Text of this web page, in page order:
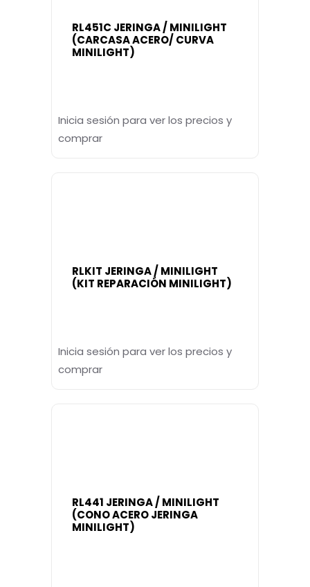
RL451C JERINGA / MINILIGHT
(CARCASA ACERO/ CURVA
MINILIGHT)
Inicia sesión para ver los precios y
comprar
RLKIT JERINGA / MINILIGHT
(KIT REPARACIÓN MINILIGHT)
Inicia sesión para ver los precios y
comprar
RL441 JERINGA / MINILIGHT
(CONO ACERO JERINGA
MINILIGHT)